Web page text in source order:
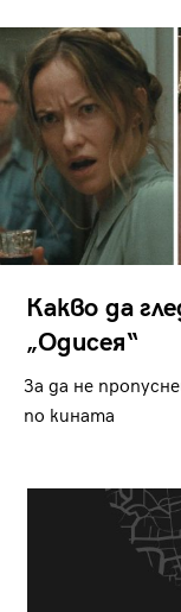
Какво да
„Одисея“
За да не
по кината